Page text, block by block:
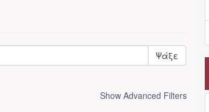
Ψάξε
Show Advanced Filters